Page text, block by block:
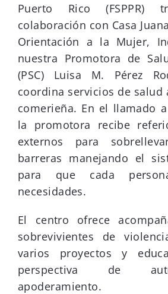
Puerto Rico (FSPPR)
colaboración con Casa
Orientación a la Mujer,
nuestra Promotora de
(PSC) Luisa M. Pérez
coordina servicios de salud
comerieña. En el llamado
la promotora recibe
externos para
barreras manejando el
para que cada
necesidades.
El centro ofrece
sobrevivientes de
varios proyectos y
perspectiva de
apoderamiento.